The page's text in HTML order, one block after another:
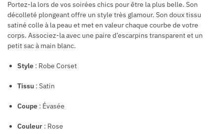
Portez-la lors de vos soirées chics pour être la plus belle. Son
décolleté plongeant offre un style très glamour. Son doux tissu
satiné colle à la peau et met en valeur chaque courbe de votre
corps. Associez-la avec une paire d’escarpins transparent et un
petit sac à main blanc.
Style : Robe Corset
Tissu : Satin
Coupe : Évasée
Couleur : Rose